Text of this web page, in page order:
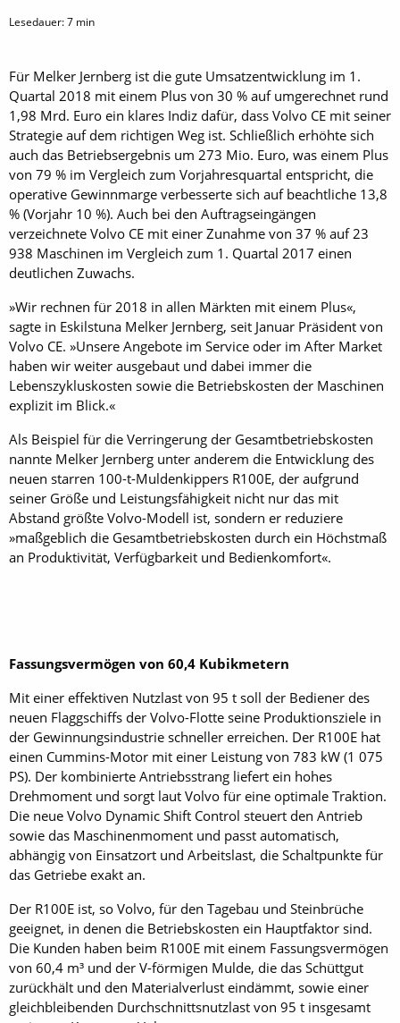
Lesedauer:7 min
Für Melker Jernberg ist die gute Umsatzentwicklung im 1.
Quartal 2018 mit einem Plus von 30 % auf umgerechnet rund
1,98 Mrd. Euro ein klares Indiz dafür, dass Volvo CE mit seiner
Strategie auf dem richtigen Weg ist. Schließlich erhöhte sich
auch das Betriebsergebnis um 273 Mio. Euro, was einem Plus
von 79 % im Vergleich zum Vorjahresquartal entspricht, die
operative Gewinnmarge verbesserte sich auf beachtliche 13,8
% (Vorjahr 10 %). Auch bei den Auftragseingängen
verzeichnete Volvo CE mit einer Zunahme von 37 % auf 23
938 Maschinen im Vergleich zum 1. Quartal 2017 einen
deutlichen Zuwachs.
»Wir rechnen für 2018 in allen Märkten mit einem Plus«,
sagte in Eskilstuna Melker Jernberg, seit Januar Präsident von
Volvo CE. »Unsere Angebote im Service oder im After Market
haben wir weiter ausgebaut und dabei immer die
Lebenszykluskosten sowie die Betriebskosten der Maschinen
explizit im Blick.«
Als Beispiel für die Verringerung der Gesamtbetriebskosten
nannte Melker Jernberg unter anderem die Entwicklung des
neuen starren 100-t-Muldenkippers R100E, der aufgrund
seiner Größe und Leistungsfähigkeit nicht nur das mit
Abstand größte Volvo-Modell ist, sondern er reduziere
»maßgeblich die Gesamtbetriebskosten durch ein Höchstmaß
an Produktivität, Verfügbarkeit und Bedienkomfort«.
Fassungsvermögen von 60,4 Kubikmetern
Mit einer effektiven Nutzlast von 95 t soll der Bediener des
neuen Flaggschiffs der Volvo-Flotte seine Produktionsziele in
der Gewinnungsindustrie schneller erreichen. Der R100E hat
einen Cummins-Motor mit einer Leistung von 783 kW (1 075
PS). Der kombinierte Antriebsstrang liefert ein hohes
Drehmoment und sorgt laut Volvo für eine optimale Traktion.
Die neue Volvo Dynamic Shift Control steuert den Antrieb
sowie das Maschinenmoment und passt automatisch,
abhängig von Einsatzort und Arbeitslast, die Schaltpunkte für
das Getriebe exakt an.
Der R100E ist, so Volvo, für den Tagebau und Steinbrüche
geeignet, in denen die Betriebskosten ein Hauptfaktor sind.
Die Kunden haben beim R100E mit einem Fassungsvermögen
von 60,4 m³ und der V-förmigen Mulde, die das Schüttgut
zurückhält und den Material­verlust eindämmt, sowie einer
gleichbleibenden Durchschnittsnutzlast von 95 t insgesamt